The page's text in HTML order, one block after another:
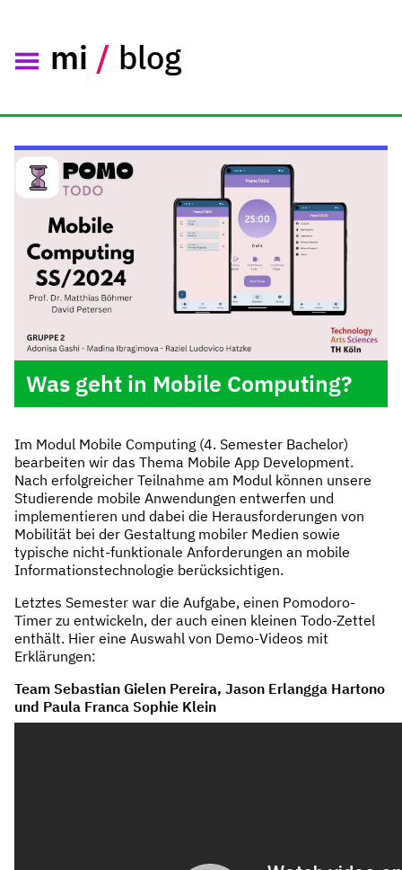
mi / blog
Was geht in Mobile Computing?
Im Modul Mobile Computing (4. Semester Bachelor)
bearbeiten wir das Thema Mobile App Development.
Nach erfolgreicher Teilnahme am Modul können unsere
Studierende mobile Anwendungen entwerfen und
implementieren und dabei die Herausforderungen von
Mobilität bei der Gestaltung mobiler Medien sowie
typische nicht-funktionale Anforderungen an mobile
Informationstechnologie berücksichtigen.
Letztes Semester war die Aufgabe, einen Pomodoro-
Timer zu entwickeln, der auch einen kleinen Todo-Zettel
enthält. Hier eine Auswahl von Demo-Videos mit
Erklärungen:
Team Sebastian Gielen Pereira, Jason Erlangga Hartono
und Paula Franca Sophie Klein